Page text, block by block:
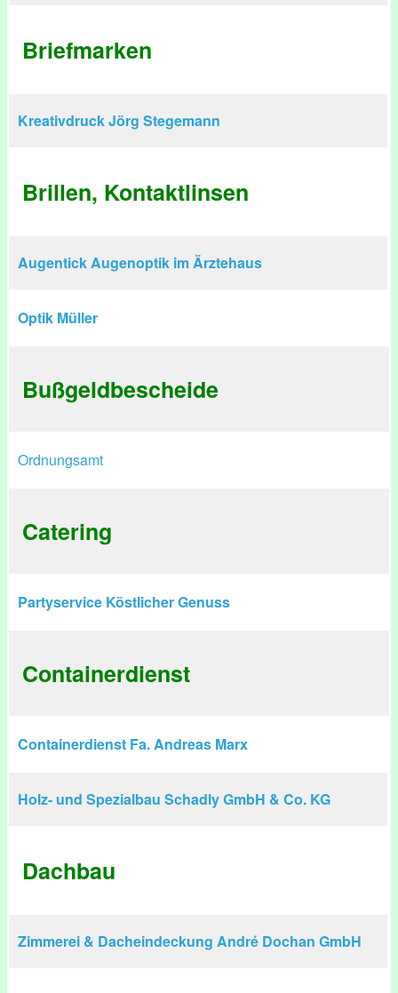
Briefmarken
Kreativdruck Jörg Stegemann
Brillen, Kontaktlinsen
Augentick Augenoptik im Ärztehaus
Optik Müller
Bußgeldbescheide
Ordnungsamt
Catering
Partyservice Köstlicher Genuss
Containerdienst
Containerdienst Fa. Andreas Marx
Holz- und Spezialbau Schadly GmbH & Co. KG
Dachbau
Zimmerei & Dacheindeckung André Dochan GmbH